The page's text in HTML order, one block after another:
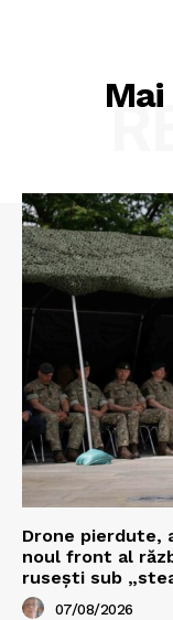
Drone pierdute,
noul front al
rusești sub
07/08/2026